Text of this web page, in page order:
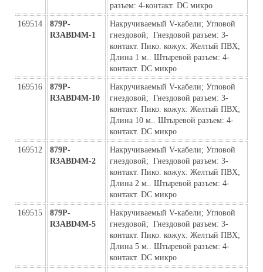
разъем: 4-контакт. DC микро
169514
879P-
R3ABD4M-1
Накручиваемый V-кабели; Угловой
гнездовой;  Гнездовой разъем: 3-
контакт. Пико. кожух: Желтый ПВХ;
Длина 1 м.. Штыревой разъем: 4-
контакт. DC микро
169516
879P-
R3ABD4M-10
Накручиваемый V-кабели; Угловой
гнездовой;  Гнездовой разъем: 3-
контакт. Пико. кожух: Желтый ПВХ;
Длина 10 м.. Штыревой разъем: 4-
контакт. DC микро
169512
879P-
R3ABD4M-2
Накручиваемый V-кабели; Угловой
гнездовой;  Гнездовой разъем: 3-
контакт. Пико. кожух: Желтый ПВХ;
Длина 2 м.. Штыревой разъем: 4-
контакт. DC микро
169515
879P-
R3ABD4M-5
Накручиваемый V-кабели; Угловой
гнездовой;  Гнездовой разъем: 3-
контакт. Пико. кожух: Желтый ПВХ;
Длина 5 м.. Штыревой разъем: 4-
контакт. DC микро